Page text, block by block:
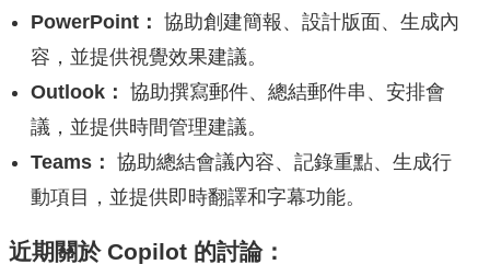
PowerPoint： 協助創建簡報、設計版面、生成內
容，並提供視覺效果建議。
Outlook： 協助撰寫郵件、總結郵件串、安排會
議，並提供時間管理建議。
Teams： 協助總結會議內容、記錄重點、生成行
動項目，並提供即時翻譯和字幕功能。
近期關於 Copilot 的討論：